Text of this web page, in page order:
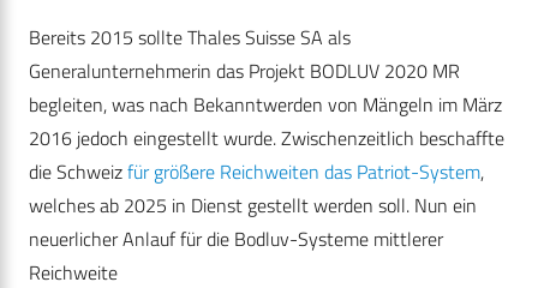
Bereits 2015 sollte Thales Suisse SA als
Generalunternehmerin das Projekt BODLUV 2020 MR
begleiten, was nach Bekanntwerden von Mängeln im März
2016 jedoch eingestellt wurde. Zwischenzeitlich beschaffte
die Schweizfür größere Reichweiten das Patriot-System,
welches ab 2025 in Dienst gestellt werden soll. Nun ein
neuerlicher Anlauf für die Bodluv-Systeme mittlerer
Reichweite